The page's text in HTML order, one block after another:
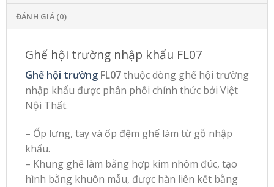
ĐÁNH GIÁ (0)
Ghế hội trường nhập khẩu FL07
Ghế hội trườngFL07thuộc dòng ghế hội trường
nhập khẩu được phân phối chính thức bởi Việt
Nội Thất.
– Ốp lưng, tay và ốp đệm ghế làm từ gỗ nhập
khẩu.
– Khung ghế làm bằng hợp kim nhôm đúc, tạo
hình bằng khuôn mẫu, được hàn liên kết bằng